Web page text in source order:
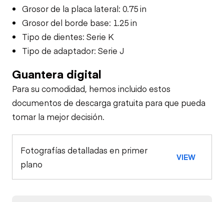
Grosor de la placa lateral: 0.75 in
Grosor del borde base: 1.25 in
Tipo de dientes: Serie K
Tipo de adaptador: Serie J
Guantera digital
Para su comodidad, hemos incluido estos
documentos de descarga gratuita para que pueda
tomar la mejor decisión.
Fotografías detalladas en primer
plano
VIEW